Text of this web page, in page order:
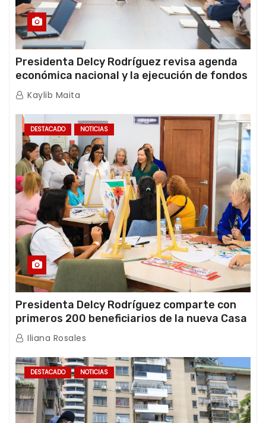
Presidenta Delcy Rodríguez revisa agenda
económica nacional y la ejecución de fondos
de emergencia post-sismos
Kaylib Maita
DESTACADO NOTICIAS
Presidenta Delcy Rodríguez comparte con
primeros 200 beneficiarios de la nueva Casa
de los Abuelos “La Primavera” en Caracas
Iliana Rosales
DESTACADO NOTICIAS